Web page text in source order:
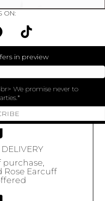
ON:
in preview
We promise never to
Rose Earcuff